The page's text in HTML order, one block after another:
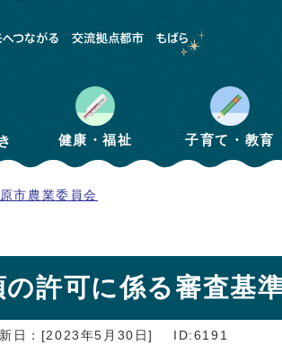
健康・福祉 子育て・教育
市農業委員会
許可に係る審査基
日：[2023年5月30日] ID:6191